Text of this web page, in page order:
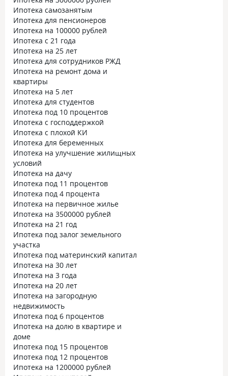
Ипотека самозанятым
Ипотека для пенсионеров
Ипотека на 100000 рублей
Ипотека с 21 года
Ипотека на 25 лет
Ипотека для сотрудников РЖД
Ипотека на ремонт дома и
квартиры
Ипотека на 5 лет
Ипотека для студентов
Ипотека под 10 процентов
Ипотека с господдержкой
Ипотека с плохой КИ
Ипотека для беременных
Ипотека на улучшение жилищных
условий
Ипотека на дачу
Ипотека под 11 процентов
Ипотека под 4 процента
Ипотека на первичное жилье
Ипотека на 3500000 рублей
Ипотека на 21 год
Ипотека под залог земельного
участка
Ипотека под материнский капитал
Ипотека на 30 лет
Ипотека на 3 года
Ипотека на 20 лет
Ипотека на загородную
недвижимость
Ипотека под 6 процентов
Ипотека на долю в квартире и
доме
Ипотека под 15 процентов
Ипотека под 12 процентов
Ипотека на 1200000 рублей